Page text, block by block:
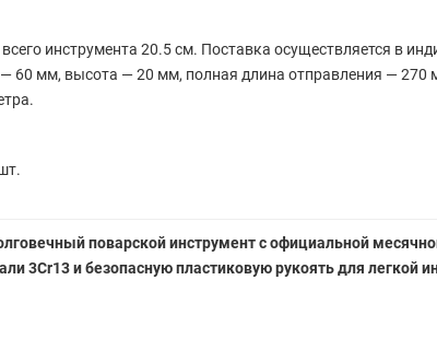
инструмента 20.5 см. Поставка осуществляется в
мм, высота — 20 мм, полная длина отправления — 270
поварской инструмент с официальной
3Cr13 и безопасную пластиковую рукоять для легкой